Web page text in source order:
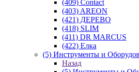
(409) Contact
(403) AREON
(421) ДЕРЕВО
(418) SLIM
(411) DR MARCUS
(422) Елка
(5) Инструменты и
Назад